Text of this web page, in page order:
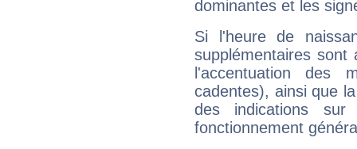
dominantes et les
Si l'heure de
supplémentaires sont
l'accentuation des
cadentes), ainsi que
des indications sur
fonctionnement